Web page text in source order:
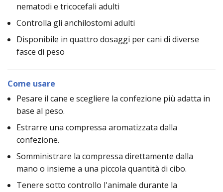
nematodi e tricocefali adulti
Controlla gli anchilostomi adulti
Disponibile in quattro dosaggi per cani di diverse
fasce di peso
Come usare
Pesare il cane e scegliere la confezione più adatta in
base al peso.
Estrarre una compressa aromatizzata dalla
confezione.
Somministrare la compressa direttamente dalla
mano o insieme a una piccola quantità di cibo.
Tenere sotto controllo l'animale durante la